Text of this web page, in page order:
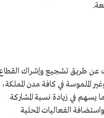
عن طريق تشجيع وإشراك القطاع
الملموسة في كافة مدن المملكة،
يسهم في زيادة نسبة المشاركة
الفعاليات المحلية